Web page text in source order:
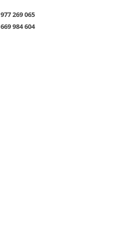
977 269 065
669 984 604